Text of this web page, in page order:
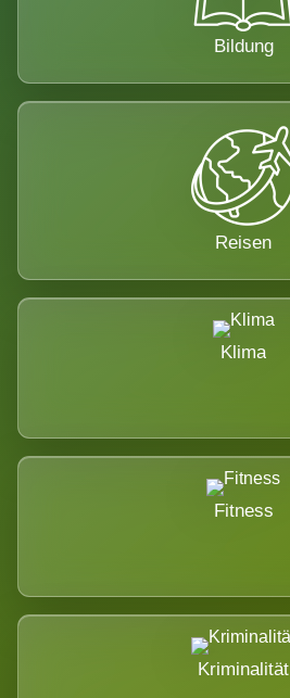
Bildung
Reisen
Klima
Fitness
Kriminalität